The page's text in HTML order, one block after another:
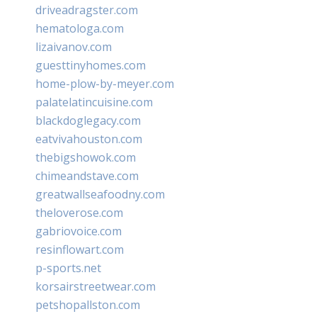
driveadragster.com
hematologa.com
lizaivanov.com
guesttinyhomes.com
home-plow-by-meyer.com
palatelatincuisine.com
blackdoglegacy.com
eatvivahouston.com
thebigshowok.com
chimeandstave.com
greatwallseafoodny.com
theloverose.com
gabriovoice.com
resinflowart.com
p-sports.net
korsairstreetwear.com
petshopallston.com